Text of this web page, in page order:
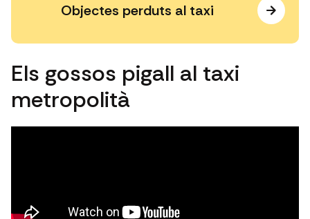
Objectes perduts al taxi
Els gossos pigall al taxi
metropolità